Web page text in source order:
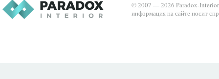
© 2007 — 2026 Paradox-
информация на сайте носит